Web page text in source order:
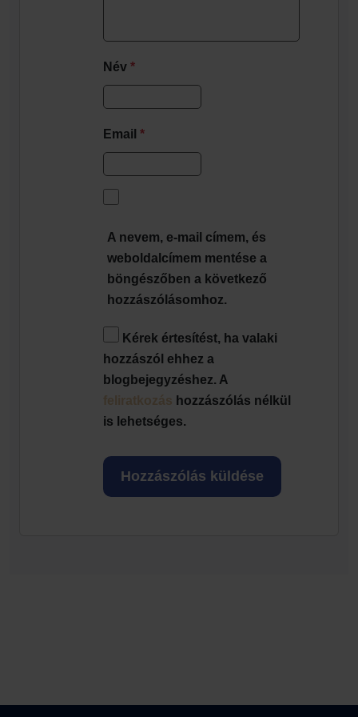
Név *
Email *
A nevem, e-mail címem, és
weboldalcímem mentése a
böngészőben a következő
hozzászólásomhoz.
Kérek értesítést, ha valaki
hozzászól ehhez a
blogbejegyzéshez. A
feliratkozás hozzászólás nélkül
is lehetséges.